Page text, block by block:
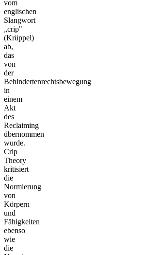
vom
englischen
Slangwort
„crip"
(Krüppel)
ab,
das
von
der
Behindertenrechtsbewegung
in
einem
Akt
des
Reclaiming
übernommen
wurde.
Crip
Theory
kritisiert
die
Normierung
von
Körpern
und
Fähigkeiten
ebenso
wie
die